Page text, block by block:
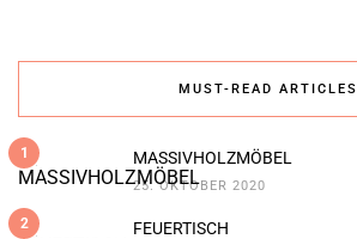
MUST-READ ARTICLES
1 MASSIVHOLZMÖBEL
25. OKTOBER 2020
2 FEUERTISCH